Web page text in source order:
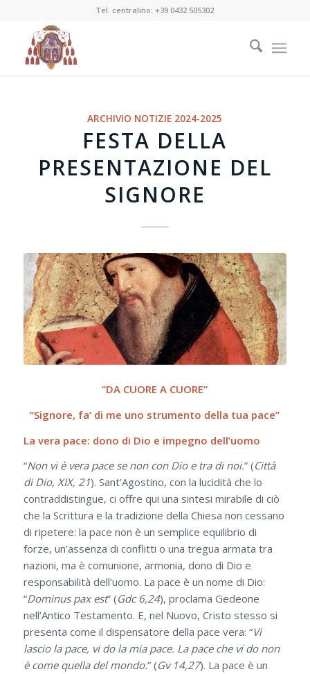
Tel. centralino:+39 0432 505302
ARCHIVIO NOTIZIE 2024-2025
FESTA DELLA
PRESENTAZIONE DEL
SIGNORE
“DA CUORE A CUORE”
“Signore, fa’ di me uno strumento della tua pace”
La vera pace: dono di Dio e impegno dell’uomo
“Non vi è vera pace se non con Dio e tra di noi.” (Città
di Dio, XIX, 21). Sant’Agostino, con la lucidità che lo
contraddistingue, ci offre qui una sintesi mirabile di ciò
che la Scrittura e la tradizione della Chiesa non cessano
di ripetere: la pace non è un semplice equilibrio di
forze, un’assenza di conflitti o una tregua armata tra
nazioni, ma è comunione, armonia, dono di Dio e
responsabilità dell’uomo. La pace è un nome di Dio:
“Dominus pax est” (Gdc 6,24), proclama Gedeone
nell’Antico Testamento. E, nel Nuovo, Cristo stesso si
presenta come il dispensatore della pace vera: “Vi
lascio la pace, vi do la mia pace. La pace che vi do non
è come quella del mondo.” (Gv 14,27). La pace è un